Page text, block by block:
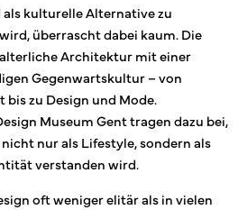
als kulturelle Alternative zu
überrascht dabei kaum. Die
Architektur mit einer
Gegenwartskultur – von
zu Design und Mode.
Museum Gent tragen dazu bei,
nur als Lifestyle, sondern als
verstanden wird.
oft weniger elitär als in vielen